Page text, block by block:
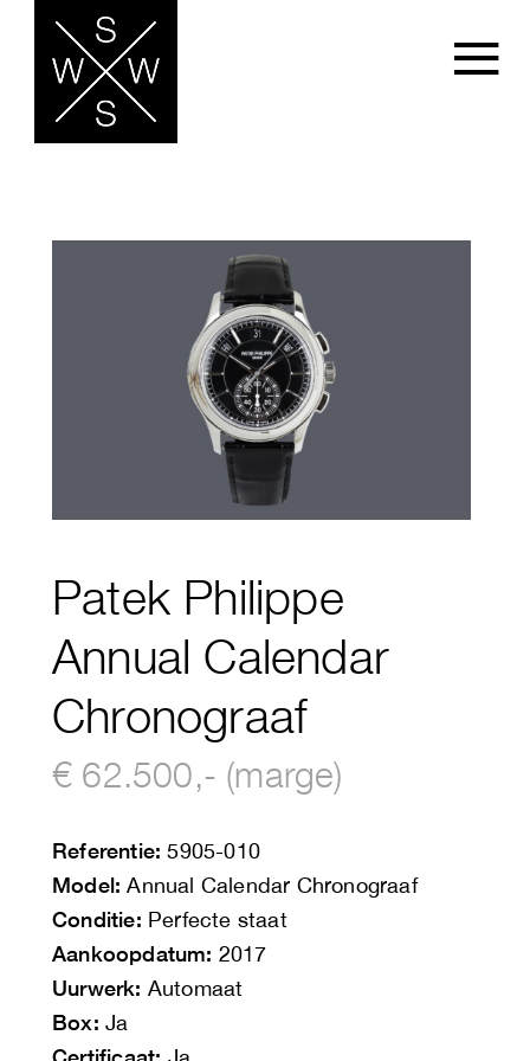
Patek Philippe
Annual Calendar
Chronograaf
€ 62.500,- (marge)
Referentie: 5905-010
Model: Annual Calendar Chronograaf
Conditie: Perfecte staat
Aankoopdatum: 2017
Uurwerk: Automaat
Box: Ja